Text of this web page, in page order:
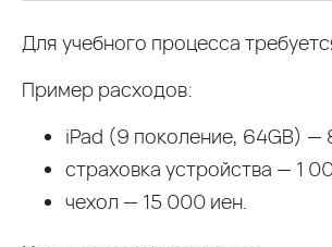
Для учебного процесса
Пример расходов:
iPad (9 поколение, 64GB) —
страховка устройства — 1
чехол — 15 000 иен.